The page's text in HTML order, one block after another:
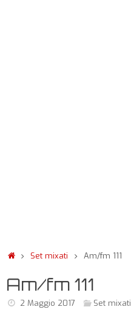
Set mixati Am/fm 111
Am/fm 111
2 Maggio 2017 Set mixati